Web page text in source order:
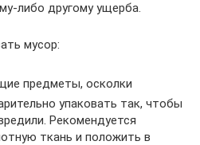
либо другому ущерба.
мусор:
предметы, осколки
упаковать так, чтобы
Рекомендуется
ткань и положить в